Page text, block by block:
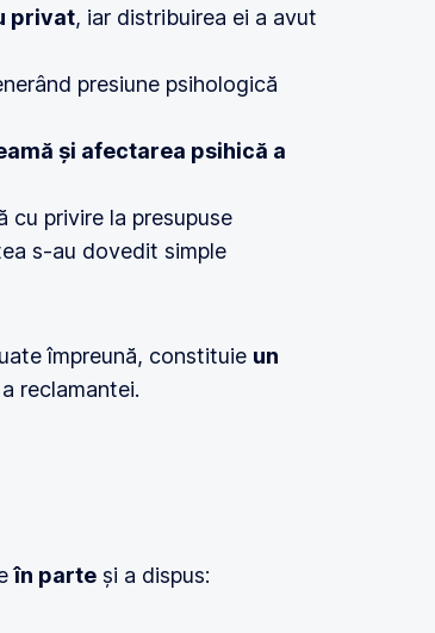
privat, iar distribuirea ei a avut
presiune psihologică
și afectarea psihică a
cu privire la presupuse
s-au dovedit simple
împreună, constituie un
reclamantei.
în parte și a dispus: